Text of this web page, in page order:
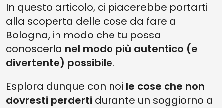
LISTA?
In questo articolo, ci piacerebbe portarti
alla scoperta delle cose da fare a
Bologna, in modo che tu possa
conoscerla nel modo più autentico (e
divertente) possibile.
Esplora dunque con noi le cose che non
dovresti perderti durante un soggiorno a